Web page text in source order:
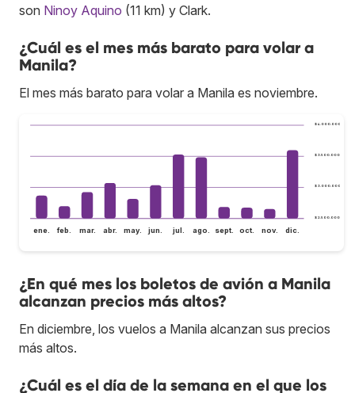
son Ninoy Aquino (11 km) y Clark.
¿Cuál es el mes más barato para volar a
Manila?
El mes más barato para volar a Manila es noviembre.
$ 2.500.000
$ 3.000.000
$ 3.500.000
$ 4.000.000
ene. feb. mar. abr. may. jun. jul. ago. sept. oct. nov. dic.
¿En qué mes los boletos de avión a Manila
alcanzan precios más altos?
En diciembre, los vuelos a Manila alcanzan sus precios
más altos.
¿Cuál es el día de la semana en el que los